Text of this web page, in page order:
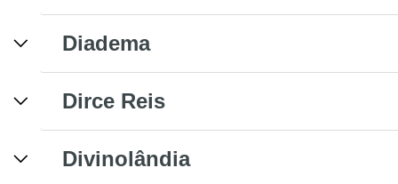
Diadema
Dirce Reis
Divinolândia